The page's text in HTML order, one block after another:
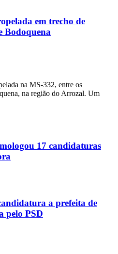
em trecho de
Bodoquena
na MS-332, entre os
na região do Arrozal. Um
17 candidaturas
a prefeita de
pelo PSD